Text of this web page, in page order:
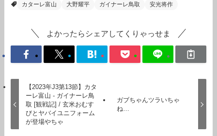
カターレ富山
大野耀平 ガイナーレ鳥取 安光将作
よかったらシェアしてくりゃっせま
【2023年J3第13節】カタ
ーレ富山 - ガイナーレ鳥
取 [観戦記] / 玄米おむす
びとヤバイユニフォーム
が登場やちゃ
ガブちゃんツラいちゃ
ね…